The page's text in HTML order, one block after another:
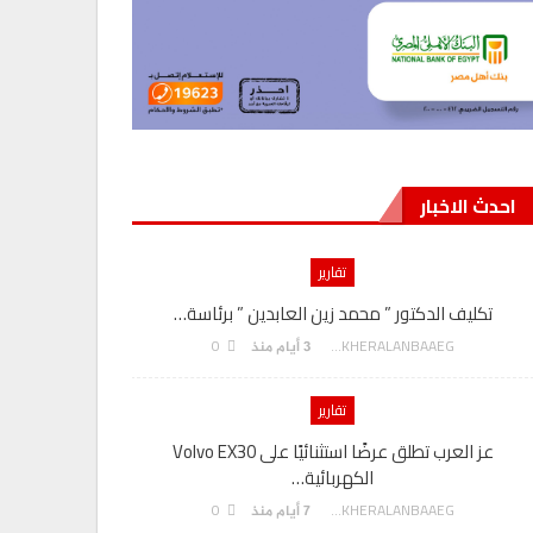
احدث الاخبار
تقارير
تكليف الدكتور ” محمد زين العابدين ” برئاسة…
AKHERALANBAAEG 3 أيام منذ
تقارير
عز العرب تطلق عرضًا استثنائيًا على Volvo EX30
الكهربائية…
AKHERALANBAAEG 7 أيام منذ